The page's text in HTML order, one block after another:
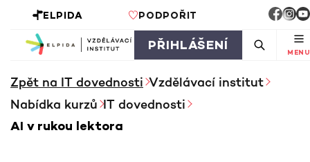
ELPIDA PODPOŘIT
PŘIHLÁŠENÍ MENU
Zpět na IT dovednosti Vzdělávací institut
Nabídka kurzů IT dovednosti
AI v rukou lektora